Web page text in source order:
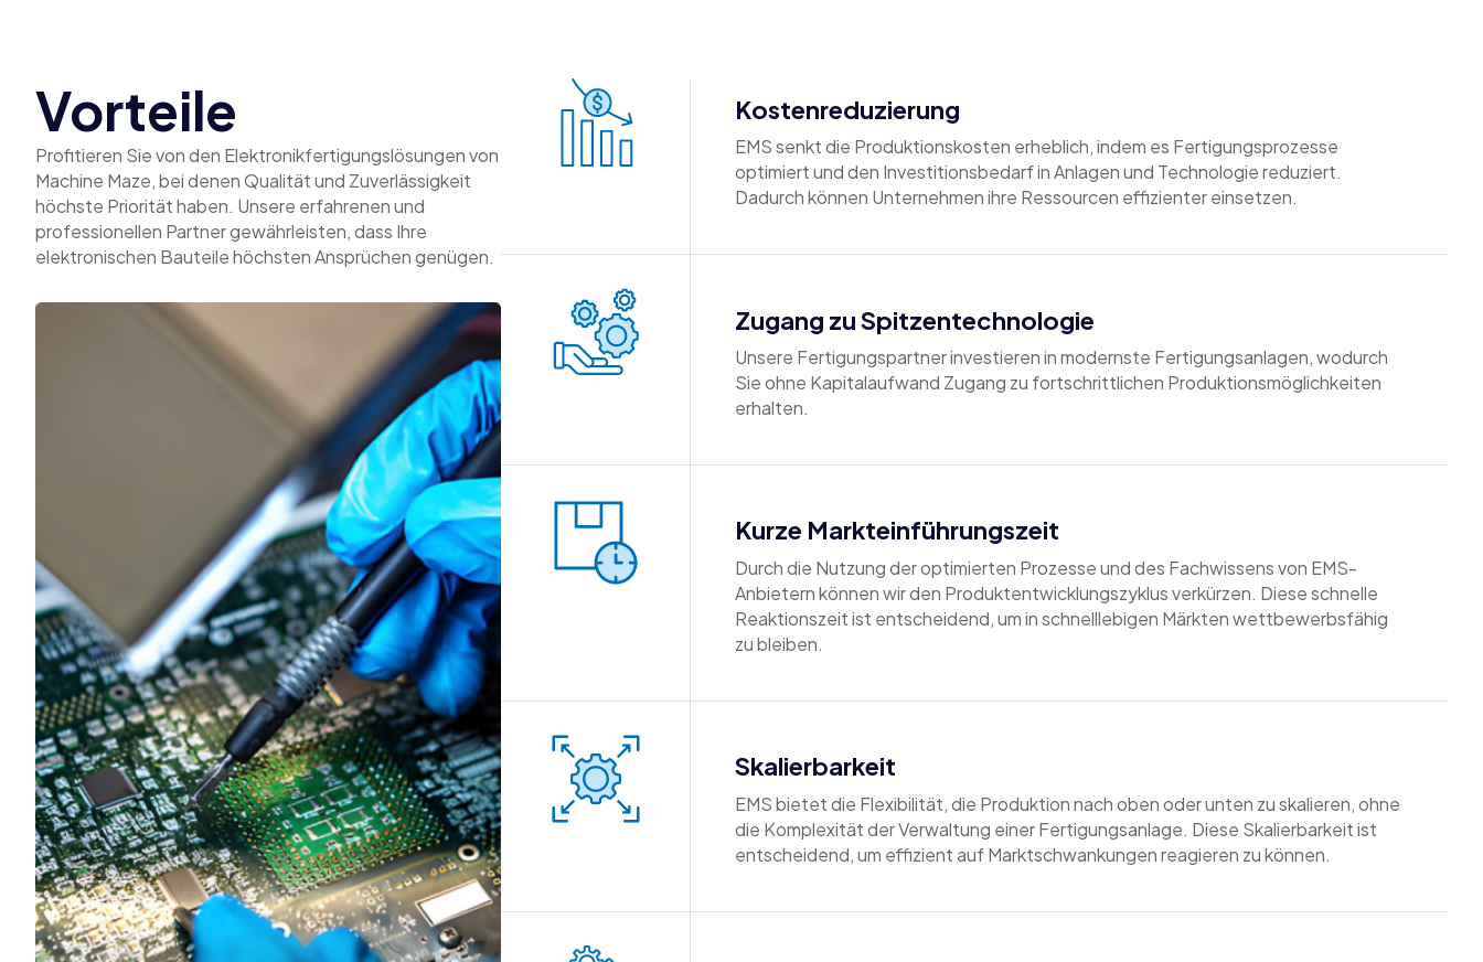
Vorteile
Profitieren Sie von den Elektronikfertigungslösungen von
Machine Maze, bei denen Qualität und Zuverlässigkeit
höchste Priorität haben. Unsere erfahrenen und
professionellen Partner gewährleisten, dass Ihre
elektronischen Bauteile höchsten Ansprüchen genügen.
Kostenreduzierung
EMS senkt die Produktionskosten erheblich, indem es Fertigungsprozesse
optimiert und den Investitionsbedarf in Anlagen und Technologie reduziert.
Dadurch können Unternehmen ihre Ressourcen effizienter einsetzen.
Zugang zu Spitzentechnologie
Unsere Fertigungspartner investieren in modernste Fertigungsanlagen, wodurch
Sie ohne Kapitalaufwand Zugang zu fortschrittlichen Produktionsmöglichkeiten
erhalten.
Kurze Markteinführungszeit
Durch die Nutzung der optimierten Prozesse und des Fachwissens von EMS-
Anbietern können wir den Produktentwicklungszyklus verkürzen. Diese schnelle
Reaktionszeit ist entscheidend, um in schnelllebigen Märkten wettbewerbsfähig
zu bleiben.
Skalierbarkeit
EMS bietet die Flexibilität, die Produktion nach oben oder unten zu skalieren, ohne
die Komplexität der Verwaltung einer Fertigungsanlage. Diese Skalierbarkeit ist
entscheidend, um effizient auf Marktschwankungen reagieren zu können.